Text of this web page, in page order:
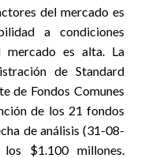
del mercado es
a condiciones
mercado es alta. La
de Standard
de Fondos Comunes
de los 21 fondos
de análisis (31-08-
$1.100 millones.